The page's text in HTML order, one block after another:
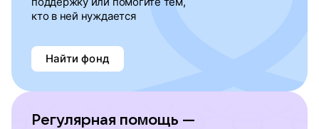
кто в ней нуждается
Найти фонд
Регулярная помощь —